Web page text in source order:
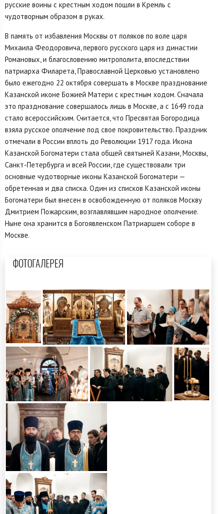
русские воины с крестным ходом пошли в Кремль с
чудотворным образом в руках.
В память от избавления Москвы от поляков по воле царя
Михаила Феодоровича, первого русского царя из династии
Романовых, и благословению митрополита, впоследствии
патриарха Филарета, Православной Церковью установлено
было ежегодно 22 октября совершать в Москве празднование
Казанской иконе Божией Матери с крестным ходом. Сначала
это празднование совершалось лишь в Москве, а с 1649 года
стало всероссийским. Считается, что Пресвятая Богородица
взяла русское ополчение под свое покровительство. Праздник
отмечали в России вплоть до Революции 1917 года. Икона
Казанской Богоматери стала общей святыней Казани, Москвы,
Санкт-Петербурга и всей России, где существовали три
основные чудотворные иконы Казанской Богоматери —
обретенная и два списка. Один из списков Казанской иконы
Богоматери был внесен в освобожденную от поляков Москву
Дмитрием Пожарским, возглавлявшим народное ополчение.
Ныне она хранится в Богоявленском Патриаршем соборе в
Москве.
ФОТОГАЛЕРЕЯ